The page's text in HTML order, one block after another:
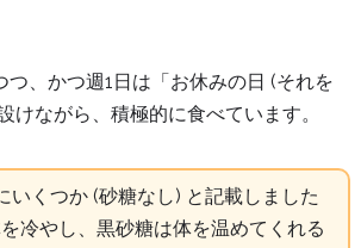
つ、かつ週1日は「お休みの日 (それを
けながら、積極的に食べています。
いくつか (砂糖なし) と記載しました
冷やし、黒砂糖は体を温めてくれる